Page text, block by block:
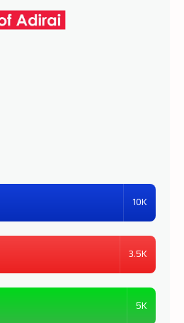
10K
3.5K
5K